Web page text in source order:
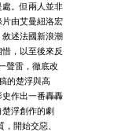
。但兩人並非
由艾曼紐洛宏
述法國新浪潮
，以至後來反
聲雷，徹底改
的楚浮與高
作出一番轟轟
浮創作的劇
開始交惡、